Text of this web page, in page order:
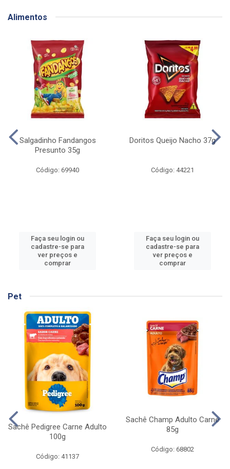
Alimentos
Salgadinho Fandangos
Presunto 35g
Código: 69940
Faça seu login ou
cadastre-se para
ver preços e
comprar
Doritos Queijo Nacho 37g
Código: 44221
Faça seu login ou
cadastre-se para
ver preços e
comprar
Pet
Sachê Pedigree Carne Adulto
100g
Código: 41137
Sachê Champ Adulto Carne
85g
Código: 68802